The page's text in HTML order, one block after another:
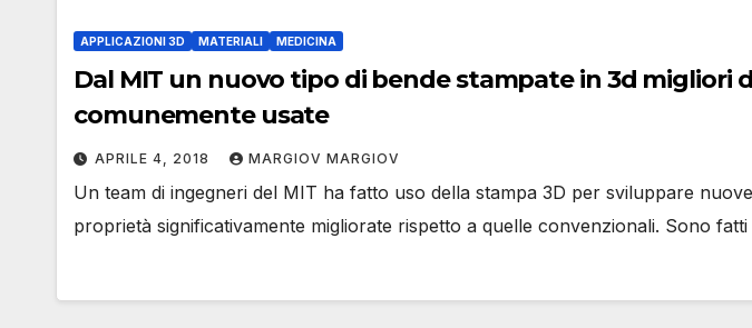
APPLICAZIONI 3D MATERIALI MEDICINA
Dal MIT un nuovo tipo di bende stampate in 3d migliori
comunemente usate
APRILE 4, 2018 MARGIOV MARGIOV
Un team di ingegneri del MIT ha fatto uso della stampa 3D per sviluppare
proprietà significativamente migliorate rispetto a quelle convenzionali. Sono